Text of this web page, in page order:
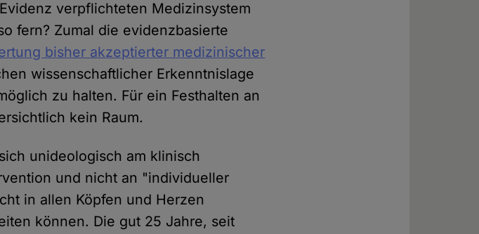
verpflichteten Medizinsystem
fern? Zumal die evidenzbasierte
bisher akzeptierter medizinischer
wissenschaftlicher Erkenntnislage
zu halten. Für ein Festhalten an
kein Raum.
unideologisch am klinisch
und nicht an "individueller
in allen Köpfen und Herzen
können. Die gut 25 Jahre, seit